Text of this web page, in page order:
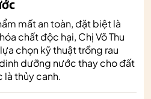
mất an toàn, đặt biệt là
chất độc hại, Chị Võ Thu
chọn kỹ thuật trồng rau
dưỡng nước thay cho đất
là thủy canh.